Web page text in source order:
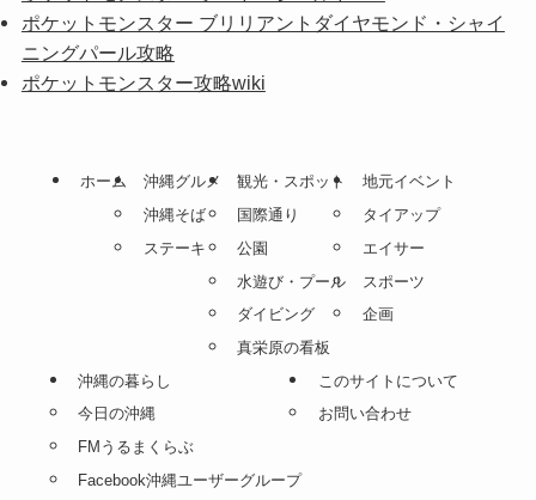
ポケットモンスター ブリリアントダイヤモンド・シャイ
ニングパール攻略
ポケットモンスター攻略wiki
ホーム
沖縄グルメ
沖縄そば
ステーキ
観光・スポット
国際通り
公園
水遊び・プール
ダイビング
真栄原の看板
地元イベント
タイアップ
エイサー
スポーツ
企画
沖縄の暮らし
今日の沖縄
FMうるまくらぶ
Facebook沖縄ユーザーグループ
このサイトについて
お問い合わせ